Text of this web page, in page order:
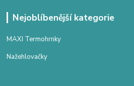
Nejoblíbenější kategorie
MAXI Termohrnky
Nažehlovačky